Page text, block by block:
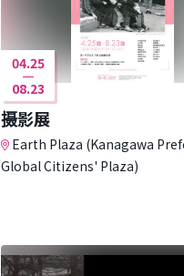
04.25
08.23
摄影展
Earth Plaza (Kanagawa
Global Citizens' Plaza)